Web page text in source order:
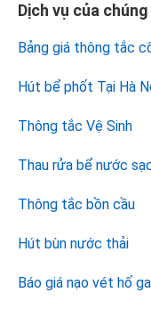
Dịch vụ của
Bảng giá thông tắc
Hút bể phốt Tại Hà
Thông tắc Vệ Sinh
Thau rửa bể nước
Thông tắc bồn cầu
Hút bùn nước thải
Báo giá nạo vét hố ga